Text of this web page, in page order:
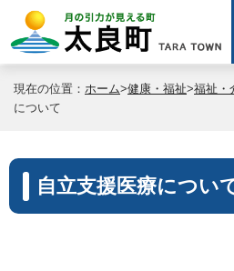
現在の位置： ホーム>健康・福祉>福祉・
について
自立支援医療につい